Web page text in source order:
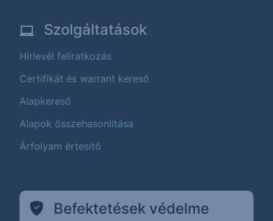
Szolgáltatások
Hírlevél feliratkozás
Certifikát és warrant kereső
Alapkereső
Alapok összehasonlítása
Árfolyam értesítő
Befektetések védelme